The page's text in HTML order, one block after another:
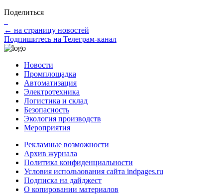
Поделиться
← на страницу новостей
Подпишитесь на Телеграм-канал
Новости
Промплощадка
Автоматизация
Электротехника
Логистика и склад
Безопасность
Экология производств
Мероприятия
Рекламные возможности
Архив журнала
Политика конфиденциальности
Условия использования сайта indpages.ru
Подписка на дайджест
О копировании материалов